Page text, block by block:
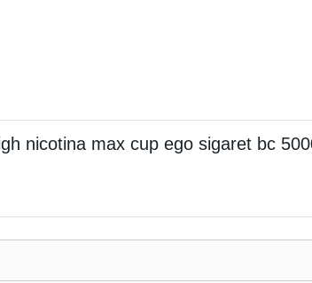
nicotina max cup ego sigaret bc